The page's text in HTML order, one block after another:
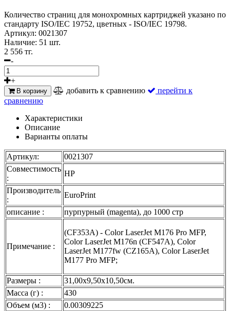
Количество страниц для монохромных картриджей указано по
стандарту ISO/IEC 19752, цветных - ISO/IEC 19798.
Артикул: 0021307
Наличие: 51 шт.
2 556 тг.
-
+
В корзину добавить к сравнению
перейти к
сравнению
Характеристики
Описание
Варианты оплаты
Артикул:
0021307
Совместимость
:
HP
Производитель
:
EuroPrint
описание :
пурпурный (magenta), до 1000 стр
Примечание :
(CF353A) - Color LaserJet M176 Pro MFP,
Color LaserJet M176n (CF547A), Color
LaserJet M177fw (CZ165A), Color LaserJet
M177 Pro MFP;
Размеры :
31,00x9,50x10,50см.
Масса (г) :
430
Объем (м3) :
0.00309225